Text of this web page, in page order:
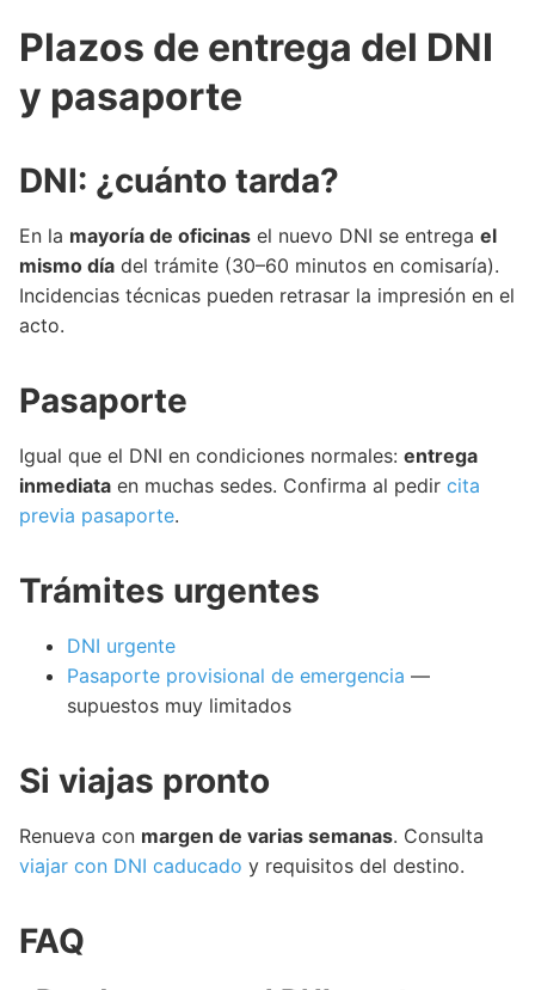
Plazos de entrega del DNI
y pasaporte
DNI: ¿cuánto tarda?
En la mayoría de oficinas el nuevo DNI se entrega el
mismo día del trámite (30–60 minutos en comisaría).
Incidencias técnicas pueden retrasar la impresión en el
acto.
Pasaporte
Igual que el DNI en condiciones normales: entrega
inmediata en muchas sedes. Confirma al pedir cita
previa pasaporte.
Trámites urgentes
DNI urgente
Pasaporte provisional de emergencia —
supuestos muy limitados
Si viajas pronto
Renueva con margen de varias semanas. Consulta
viajar con DNI caducado y requisitos del destino.
FAQ